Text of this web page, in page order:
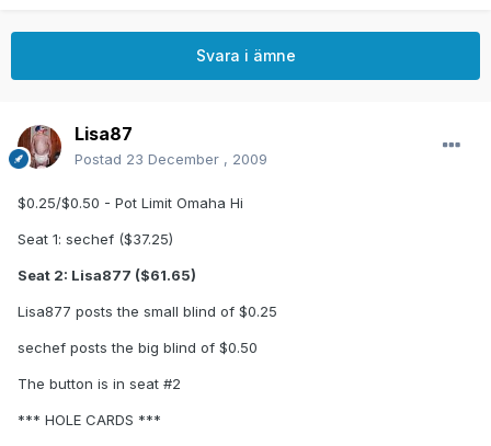
Svara i ämne
Lisa87
Postad 23 December , 2009
$0.25/$0.50 - Pot Limit Omaha Hi
Seat 1: sechef ($37.25)
Seat 2: Lisa877 ($61.65)
Lisa877 posts the small blind of $0.25
sechef posts the big blind of $0.50
The button is in seat #2
*** HOLE CARDS ***